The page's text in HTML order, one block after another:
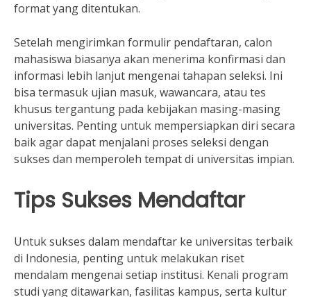
format yang ditentukan.
Setelah mengirimkan formulir pendaftaran, calon
mahasiswa biasanya akan menerima konfirmasi dan
informasi lebih lanjut mengenai tahapan seleksi. Ini
bisa termasuk ujian masuk, wawancara, atau tes
khusus tergantung pada kebijakan masing-masing
universitas. Penting untuk mempersiapkan diri secara
baik agar dapat menjalani proses seleksi dengan
sukses dan memperoleh tempat di universitas impian.
Tips Sukses Mendaftar
Untuk sukses dalam mendaftar ke universitas terbaik
di Indonesia, penting untuk melakukan riset
mendalam mengenai setiap institusi. Kenali program
studi yang ditawarkan, fasilitas kampus, serta kultur